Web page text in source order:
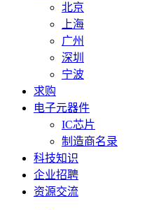
北京
上海
广州
深圳
宁波
求购
电子元器件
IC芯片
制造商名录
科技知识
企业招聘
资源交流